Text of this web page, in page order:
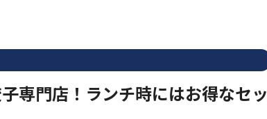
専門店！ランチ時にはお得なセッ